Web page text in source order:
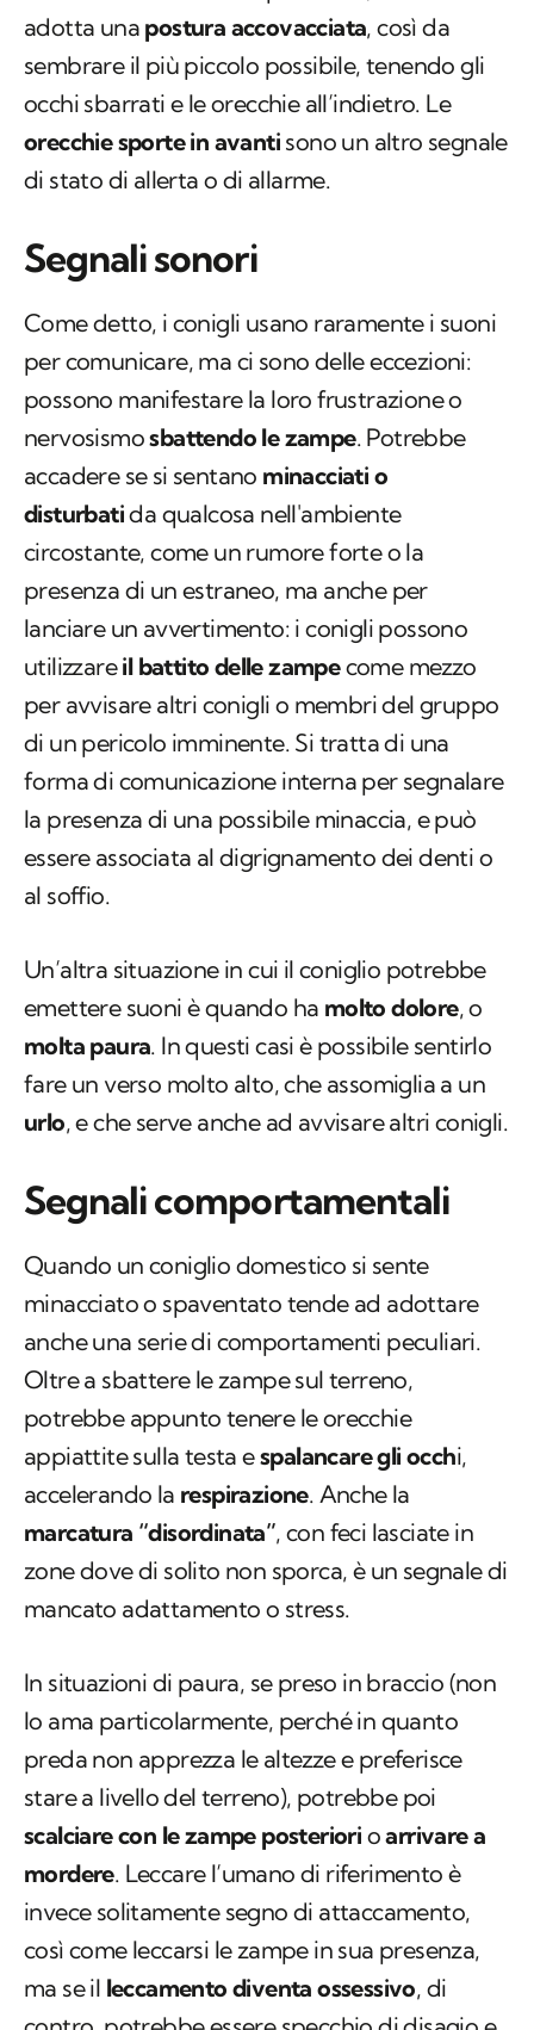
adotta una postura accovacciata, così da
sembrare il più piccolo possibile, tenendo gli
occhi sbarrati e le orecchie all’indietro. Le
orecchie sporte in avanti sono un altro segnale
di stato di allerta o di allarme.
Segnali sonori
Come detto, i conigli usano raramente i suoni
per comunicare, ma ci sono delle eccezioni:
possono manifestare la loro frustrazione o
nervosismosbattendo le zampe. Potrebbe
accadere se si sentano minacciati o
disturbatida qualcosa nell'ambiente
circostante, come un rumore forte o la
presenza di un estraneo, ma anche per
lanciare un avvertimento: i conigli possono
utilizzareil battito delle zampecome mezzo
per avvisare altri conigli o membri del gruppo
di un pericolo imminente. Si tratta di una
forma di comunicazione interna per segnalare
la presenza di una possibile minaccia, e può
essere associata al digrignamento dei denti o
al soffio.
Un’altra situazione in cui il coniglio potrebbe
emettere suoni è quando ha molto dolore, o
molta paura. In questi casi è possibile sentirlo
fare un verso molto alto, che assomiglia a un
urlo, e che serve anche ad avvisare altri conigli.
Segnali comportamentali
Quando un coniglio domestico si sente
minacciato o spaventato tende ad adottare
anche una serie di comportamenti peculiari.
Oltre a sbattere le zampe sul terreno,
potrebbe appunto tenere le orecchie
appiattite sulla testa espalancare gli occhi,
accelerando la respirazione. Anche la
marcatura “disordinata”, con feci lasciate in
zone dove di solito non sporca, è un segnale di
mancato adattamento o stress.
In situazioni di paura, se preso in braccio (non
lo ama particolarmente, perché in quanto
preda non apprezza le altezze e preferisce
stare a livello del terreno), potrebbe poi
scalciare con le zampe posteriori oarrivare a
mordere. Leccare l’umano di riferimento è
invece solitamente segno di attaccamento,
così come leccarsi le zampe in sua presenza,
ma se il leccamento diventa ossessivo, di